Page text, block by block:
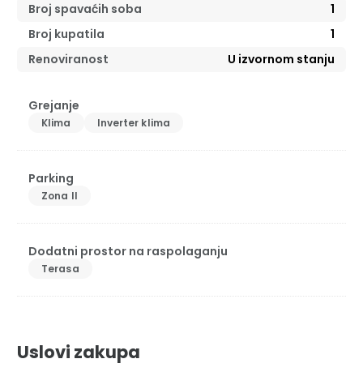
Broj spavaćih soba
1
Broj kupatila
1
Renoviranost
U izvornom stanju
Grejanje
Klima Inverter klima
Parking
Zona II
Dodatni prostor na raspolaganju
Terasa
Uslovi zakupa